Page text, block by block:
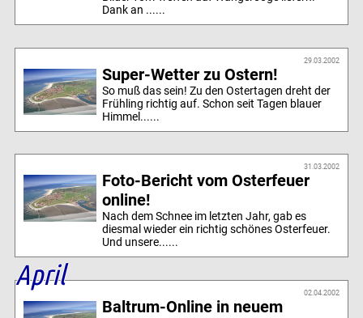
Dank an ......
29.03.2002
Super-Wetter zu Ostern!
So muß das sein! Zu den Ostertagen dreht der
Frühling richtig auf. Schon seit Tagen blauer
Himmel......
31.03.2002
Foto-Bericht vom Osterfeuer
online!
Nach dem Schnee im letzten Jahr, gab es
diesmal wieder ein richtig schönes Osterfeuer.
Und unsere......
April
02.04.2002
Baltrum-Online in neuem